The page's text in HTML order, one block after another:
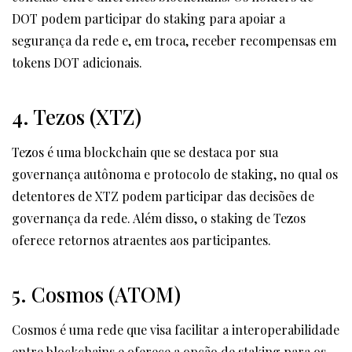
DOT podem participar do staking para apoiar a
segurança da rede e, em troca, receber recompensas em
tokens DOT adicionais.
4. Tezos (XTZ)
Tezos é uma blockchain que se destaca por sua
governança autônoma e protocolo de staking, no qual os
detentores de XTZ podem participar das decisões de
governança da rede. Além disso, o staking de Tezos
oferece retornos atraentes aos participantes.
5. Cosmos (ATOM)
Cosmos é uma rede que visa facilitar a interoperabilidade